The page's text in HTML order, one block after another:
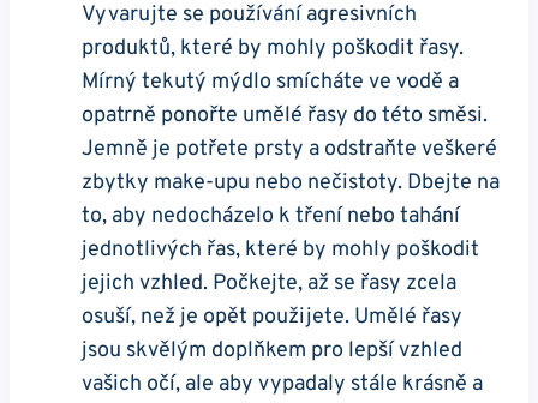
Vyvarujte se používání agresivních
produktů, které by mohly poškodit řasy.
Mírný tekutý mýdlo smícháte ve vodě a
opatrně ponořte umělé řasy do této směsi.
Jemně je potřete prsty a odstraňte veškeré
zbytky make-upu nebo nečistoty. Dbejte na
to, aby nedocházelo k tření nebo tahání
jednotlivých řas, které by mohly poškodit
jejich vzhled. Počkejte, až se řasy zcela
osuší, než je opět použijete. Umělé řasy
jsou skvělým doplňkem pro lepší vzhled
vašich očí, ale aby vypadaly stále krásně a